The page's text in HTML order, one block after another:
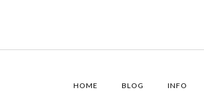
HOME BLOG INFO